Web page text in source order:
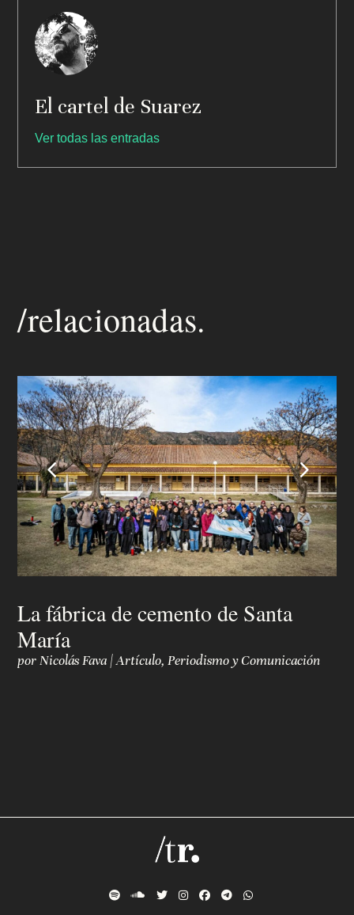
El cartel de Suarez
Ver todas las entradas
/relacionadas.
4 5
La fábrica de cemento de Santa
María
porNicolás Fava |Artículo,Periodismo y Comunicación